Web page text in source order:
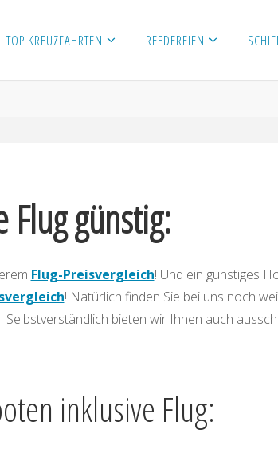
TOP KREUZFAHRTEN REEDEREIEN
Flug günstig:
Flug-Preisvergleich! Und ein günstiges
! Natürlich finden Sie bei uns noch
. Selbstverständlich bieten wir Ihnen auch
inklusive Flug: